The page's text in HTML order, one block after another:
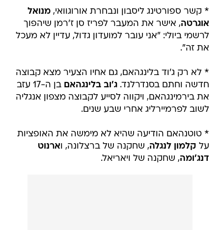
* קשר ספורטינג ליסבון ונבחרת אורוגוואי,מנואל
אוגרטה, אישר את המעבר לפריז סן ז'רמן שיהפוך
לרשמי ביולי: "אני עובר למועדון גדול, עדיין לא מעכל
את זה".
* לא רק ג'וד בלינגהאם, גם אחיו הצעיר מצא קבוצה
חדשה וחתם בסנדרלנד.ג'וב בלינגהאם
בן ה-17 עזב
את בירמינגהאם, ויקווה לסייע לקבוצה מצפון אנגליה
לשוב לפרמיירליג אחרי שבע שנים.
* טוטנהאם הודיעה שהיא לא מימשה את האופציות
על קלמון לנגלה, שחקנה של ברצלונה, וארנוט
דנג'ומה, שחקנה של ויאריאל.